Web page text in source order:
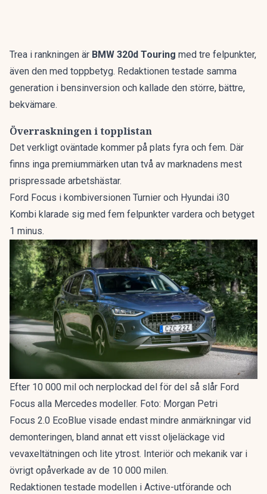
Trea i rankningen är BMW 320d Touring med tre felpunkter,
även den med toppbetyg. Redaktionen testade samma
generation i bensinversion och kallade den större, bättre,
bekvämare.
Överraskningen i topplistan
Det verkligt oväntade kommer på plats fyra och fem. Där
finns inga premiummärken utan två av marknadens mest
prispressade arbetshästar.
Ford Focus i kombiversionen Turnier och Hyundai i30
Kombi klarade sig med fem felpunkter vardera och betyget
1 minus.
Efter 10 000 mil och nerplockad del för del så slår Ford
Focus alla Mercedes modeller. Foto: Morgan Petri
Focus 2.0 EcoBlue visade endast mindre anmärkningar vid
demonteringen, bland annat ett visst oljeläckage vid
vevaxeltätningen och lite ytrost. Interiör och mekanik var i
övrigt opåverkade av de 10 000 milen.
Redaktionen testade modellen i Active-utförande och